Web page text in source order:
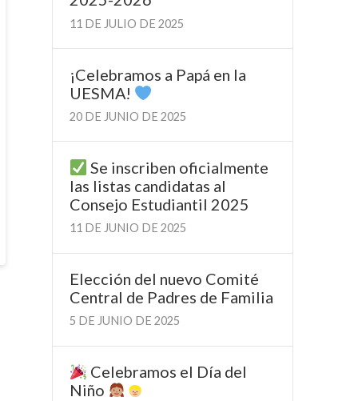
11 DE JULIO DE 2025
¡Celebramos a Papá en la
UESMA!
20 DE JUNIO DE 2025
Se inscriben oficialmente
las listas candidatas al
Consejo Estudiantil 2025
11 DE JUNIO DE 2025
Elección del nuevo Comité
Central de Padres de Familia
5 DE JUNIO DE 2025
Celebramos el Día del
Niño